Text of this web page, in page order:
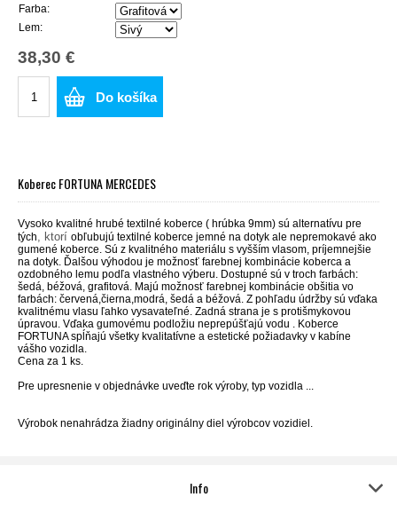
Farba:
Lem:
38,30 €
Do košíka
Koberec FORTUNA MERCEDES
Vysoko kvalitné hrubé textilné koberce ( hrúbka 9mm) sú alternatívu pre
tých, ktorí obľubujú textilné koberce jemné na dotyk ale nepremokavé ako
gumené koberce. Sú z kvalitného materiálu s vyšším vlasom, príjemnejšie
na dotyk. Ďalšou výhodou je možnosť farebnej kombinácie koberca a
ozdobného lemu podľa vlastného výberu. Dostupné sú v troch farbách:
šedá, béžová, grafitová. Majú možnosť farebnej kombinácie obšitia vo
farbách: červená,čierna,modrá, šedá a béžová. Z pohľadu údržby sú vďaka
kvalitnému vlasu ľahko vysavateľné. Zadná strana je s protišmykovou
úpravou. Vďaka gumovému podložiu neprepúšťajú vodu . Koberce
FORTUNA spĺňajú všetky kvalitatívne a estetické požiadavky v kabíne
vášho vozidla.
Cena za 1 ks.
Pre upresnenie v objednávke uveďte rok výroby, typ vozidla ...
Výrobok nenahrádza žiadny originálny diel výrobcov vozidiel.
Info